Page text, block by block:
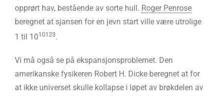
opprørt hav, bestående av sorte hull. Roger Penrose
beregnet at sjansen for en jevn start ville være utrolige
1 til 1010123.
Vi må også se på ekspansjonsproblemet. Den
amerikanske fysikeren Robert H. Dicke beregnet at for
at ikke universet skulle kollapse i løpet av brøkdelen av